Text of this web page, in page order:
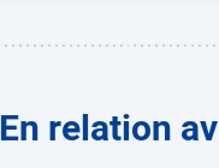
En relation